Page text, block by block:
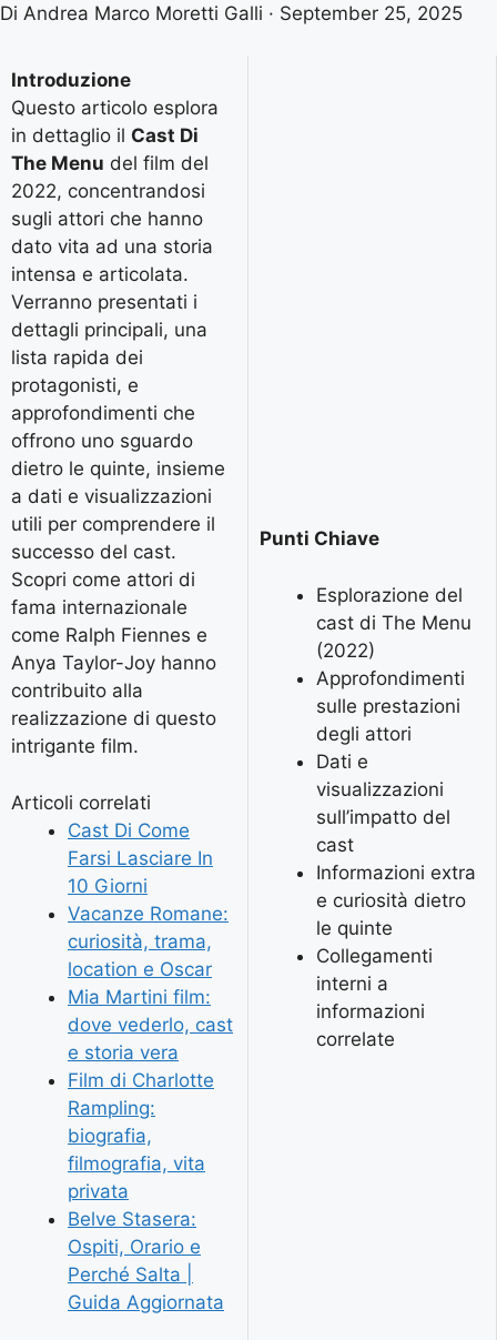
Di Andrea Marco Moretti Galli · September 25, 2025
Introduzione
Questo articolo esplora
in dettaglio il Cast Di
The Menu del film del
2022, concentrandosi
sugli attori che hanno
dato vita ad una storia
intensa e articolata.
Verranno presentati i
dettagli principali, una
lista rapida dei
protagonisti, e
approfondimenti che
offrono uno sguardo
dietro le quinte, insieme
a dati e visualizzazioni
utili per comprendere il
successo del cast.
Scopri come attori di
fama internazionale
come Ralph Fiennes e
Anya Taylor-Joy hanno
contribuito alla
realizzazione di questo
intrigante film.
Articoli correlati
Cast Di Come
Farsi Lasciare In
10 Giorni
Vacanze Romane:
curiosità, trama,
location e Oscar
Mia Martini film:
dove vederlo, cast
e storia vera
Film di Charlotte
Rampling:
biografia,
filmografia, vita
privata
Belve Stasera:
Ospiti, Orario e
Perché Salta |
Guida Aggiornata
Punti Chiave
Esplorazione del
cast di The Menu
(2022)
Approfondimenti
sulle prestazioni
degli attori
Dati e
visualizzazioni
sull’impatto del
cast
Informazioni extra
e curiosità dietro
le quinte
Collegamenti
interni a
informazioni
correlate